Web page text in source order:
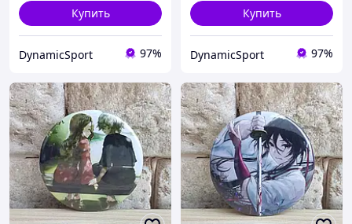
Купить
DynamicSport 97%
Купить
DynamicSport 97%